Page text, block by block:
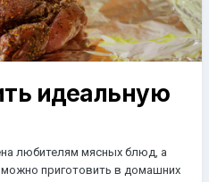
идеальную
любителям мясных блюд, а
приготовить в домашних